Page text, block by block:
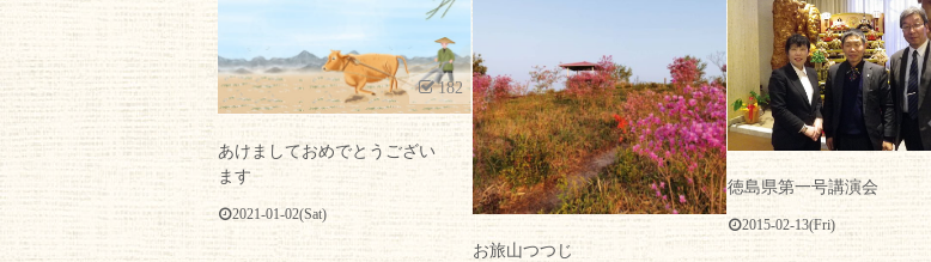
182
あけましておめでとうござい
ます
2021-01-02(Sat)
お旅山つつじ
徳島県第一号講演会
2015-02-13(Fri)